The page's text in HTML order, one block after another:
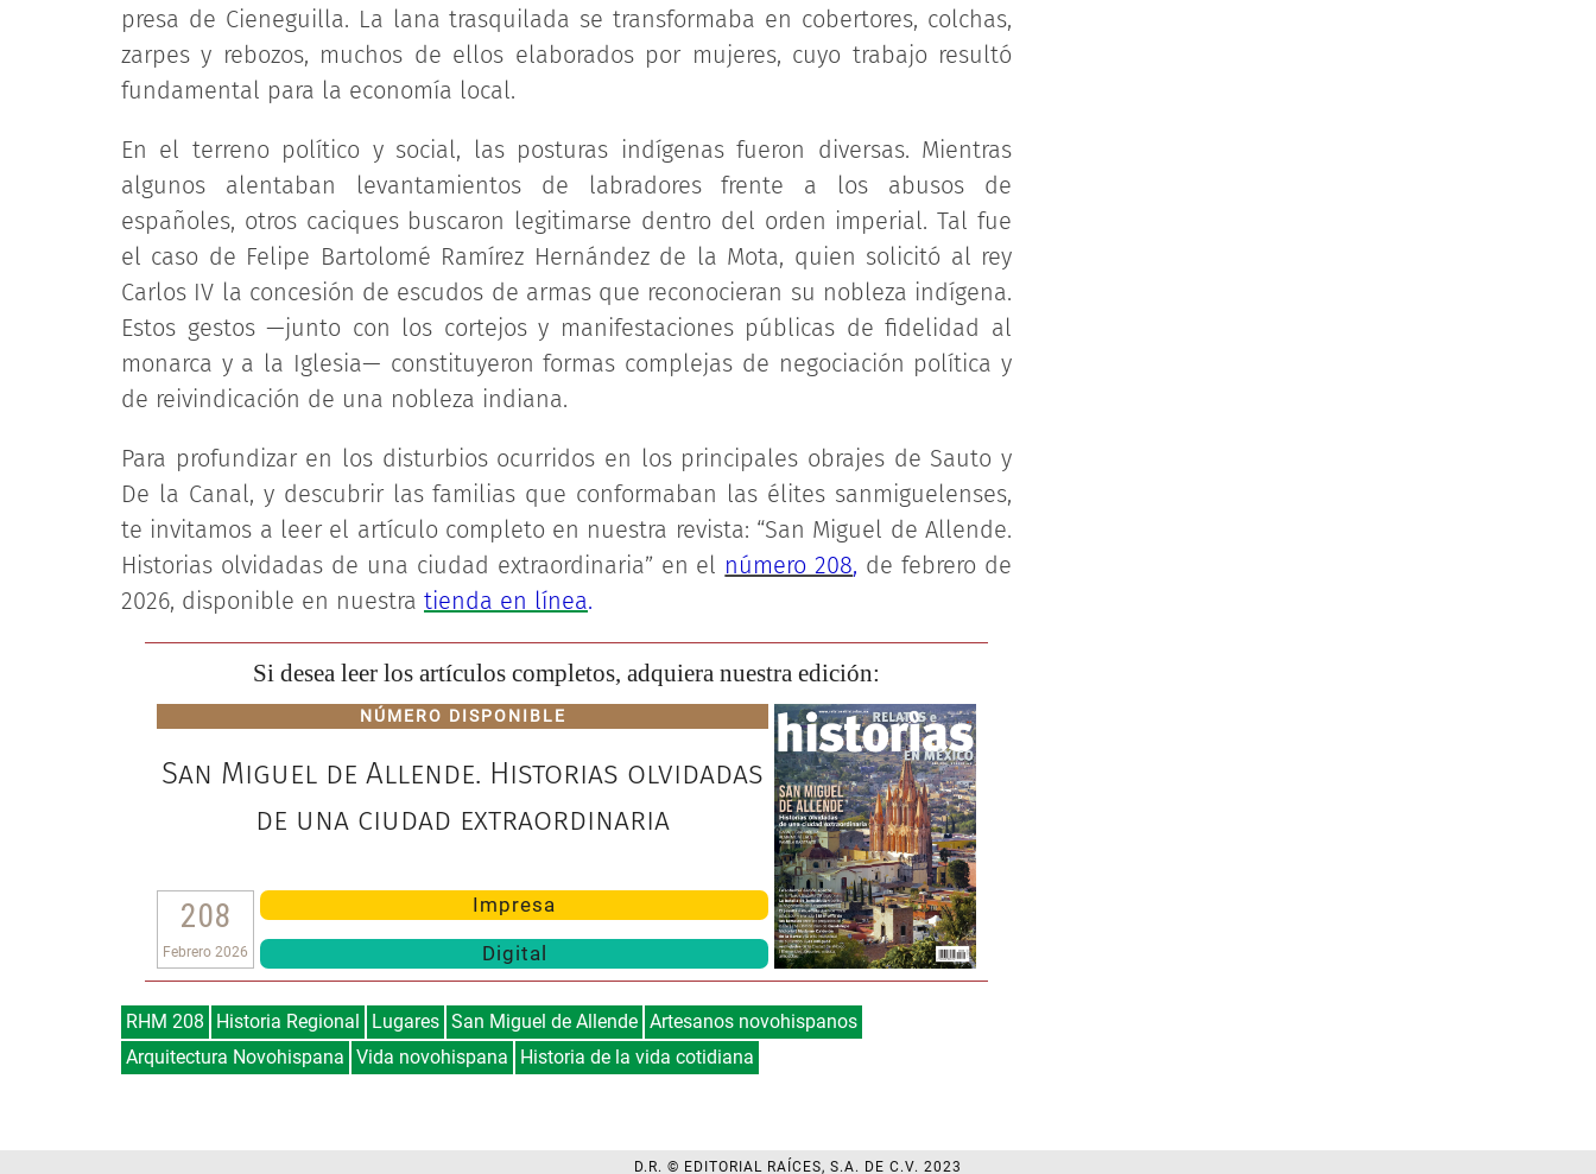
presa de Cieneguilla. La lana trasquilada se transformaba en cobertores, colchas,
zarpes y rebozos, muchos de ellos elaborados por mujeres, cuyo trabajo resultó
fundamental para la economía local.
En el terreno político y social, las posturas indígenas fueron diversas. Mientras
algunos alentaban levantamientos de labradores frente a los abusos de
españoles, otros caciques buscaron legitimarse dentro del orden imperial. Tal fue
el caso de Felipe Bartolomé Ramírez Hernández de la Mota, quien solicitó al rey
Carlos IV la concesión de escudos de armas que reconocieran su nobleza indígena.
Estos gestos —junto con los cortejos y manifestaciones públicas de fidelidad al
monarca y a la Iglesia— constituyeron formas complejas de negociación política y
de reivindicación de una nobleza indiana.
Para profundizar en los disturbios ocurridos en los principales obrajes de Sauto y
De la Canal, y descubrir las familias que conformaban las élites sanmiguelenses,
te invitamos a leer el artículo completo en nuestra revista: “San Miguel de Allende.
Historias olvidadas de una ciudad extraordinaria” en el número 208, de febrero de
2026, disponible en nuestra tienda en línea.
Si desea leer los artículos completos, adquiera nuestra edición:
NÚMERO DISPONIBLE
San Miguel de Allende. Historias olvidadas
de una ciudad extraordinaria
208
Febrero 2026
Impresa
Digital
RHM 208 Historia Regional Lugares San Miguel de Allende Artesanos novohispanos
Arquitectura Novohispana Vida novohispana Historia de la vida cotidiana
D.R. © EDITORIAL RAÍCES, S.A. DE C.V. 2023